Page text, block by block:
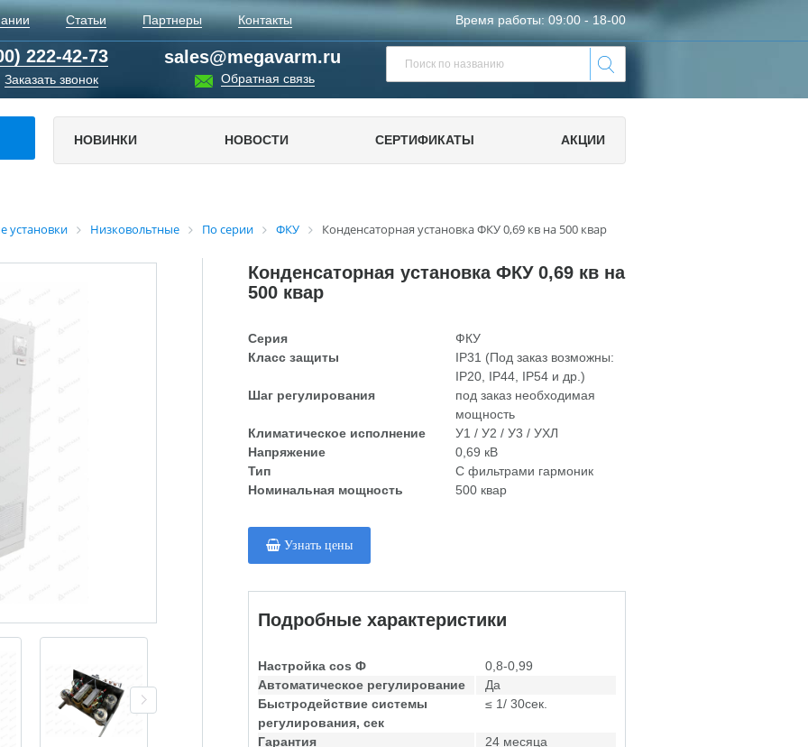
Статьи Партнеры Контакты Время работы: 09:00 - 18-00
222-42-73
Заказать звонок
sales@megavarm.ru
Обратная связь
НОВИНКИ НОВОСТИ СЕРТИФИКАТЫ АКЦИИ
установки Низковольтные По серии ФКУ Конденсаторная установка ФКУ 0,69 кв на 500 квар
Конденсаторная установка ФКУ 0,69 кв на
500 квар
Серия
ФКУ
Класс защиты
IP31 (Под заказ возможны:
IP20, IP44, IP54 и др.)
Шаг регулирования
под заказ необходимая
мощность
Климатическое исполнение
У1 / У2 / У3 / УХЛ
Напряжение
0,69 кВ
Тип
С фильтрами гармоник
Номинальная мощность
500 квар
Узнать цены
Подробные характеристики
Настройка cos Ф
0,8-0,99
Автоматическое регулирование
Да
Быстродействие системы
регулирования, сек
≤ 1/ 30сек.
Гарантия
24 месяца